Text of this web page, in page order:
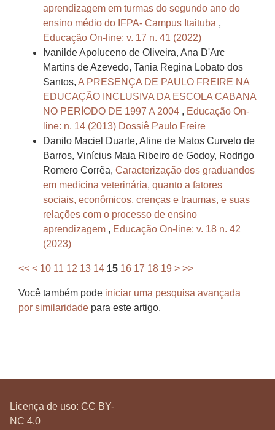
aprendizagem em turmas do segundo ano do
ensino médio do IFPA- Campus Itaituba ,
Educação On-line: v. 17 n. 41 (2022)
Ivanilde Apoluceno de Oliveira, Ana D'Arc
Martins de Azevedo, Tania Regina Lobato dos
Santos, A PRESENÇA DE PAULO FREIRE NA
EDUCAÇÃO INCLUSIVA DA ESCOLA CABANA
NO PERÍODO DE 1997 A 2004 , Educação On-
line: n. 14 (2013) Dossiê Paulo Freire
Danilo Maciel Duarte, Aline de Matos Curvelo de
Barros, Vinícius Maia Ribeiro de Godoy, Rodrigo
Romero Corrêa, Caracterização dos graduandos
em medicina veterinária, quanto a fatores
sociais, econômicos, crenças e traumas, e suas
relações com o processo de ensino
aprendizagem , Educação On-line: v. 18 n. 42
(2023)
<< < 10 11 12 13 14 15 16 17 18 19 > >>
Você também pode iniciar uma pesquisa avançada
por similaridade para este artigo.
Licença de uso: CC BY-
NC 4.0